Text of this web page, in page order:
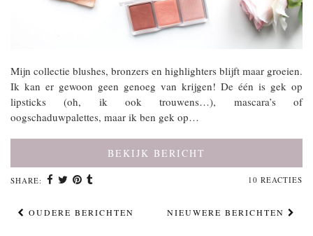
Mijn collectie blushes, bronzers en highlighters blijft maar groeien.
Ik kan er gewoon geen genoeg van krijgen! De één is gek op
lipsticks (oh, ik ook trouwens…), mascara’s of
oogschaduwpalettes, maar ik ben gek op…
BEKIJK BERICHT
SHARE: 10 REACTIES
OUDERE BERICHTEN NIEUWERE BERICHTEN